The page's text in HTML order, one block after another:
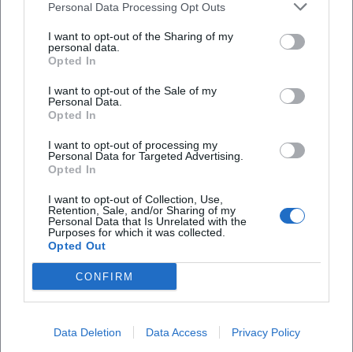
Personal Data Processing Opt Outs
I want to opt-out of the Sharing of my
personal data.
Opted In
I want to opt-out of the Sale of my
Personal Data.
Opted In
I want to opt-out of processing my
Personal Data for Targeted Advertising.
Opted In
I want to opt-out of Collection, Use,
Retention, Sale, and/or Sharing of my
Personal Data that Is Unrelated with the
Purposes for which it was collected.
Opted Out
CONFIRM
Data Deletion Data Access Privacy Policy